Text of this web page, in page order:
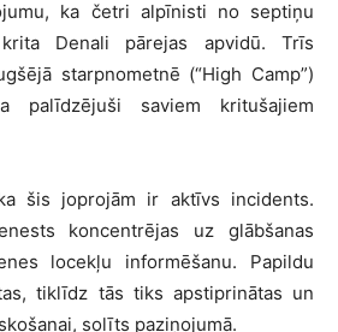
ka četri alpīnisti no septiņu
Denali pārejas apvidū. Trīs
starpnometnē (“High Camp”)
saviem kritušajiem
šis joprojām ir aktīvs incidents.
koncentrējas uz glābšanas
locekļu informēšanu. Papildu
tiklīdz tās tiks apstiprinātas un
solīts paziņojumā.